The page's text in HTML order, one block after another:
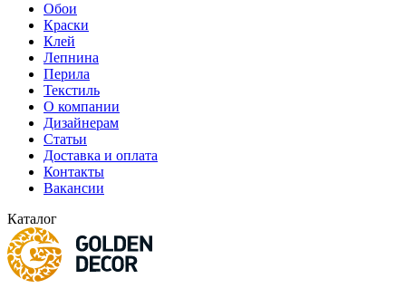
Обои
Краски
Клей
Лепнина
Перила
Текстиль
О компании
Дизайнерам
Статьи
Доставка и оплата
Контакты
Вакансии
Каталог